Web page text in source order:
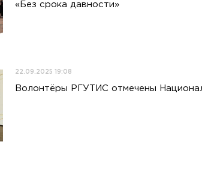
«Без срока давности»
22.09.2025 19:08
Волонтёры РГУТИС отмечены